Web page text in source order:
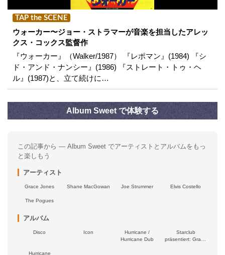
TAP the SCENE
ウォーカー〜ジョー・ストラマーが音楽を担当したアレッ
クス・コックス監督作
『ウォーカー』（Walker/1987） 『レポマン』(1984) 『シ
ド・アンド・ナンシー』(1986) 『ストレート・トゥ・ヘ
ル』(1987)と、立て続けに…
Album Sweet で体験する
この記事から — Album Sweet でアーティストとアルバムをもっ
と楽しもう
アーティスト
Grace Jones Shane MacGowan Joe Strummer Elvis Costello
The Pogues
アルバム
Disco Icon
Hurricane /
Hurricane Dub
Starclub
präsentiert: Grace
Hurricane